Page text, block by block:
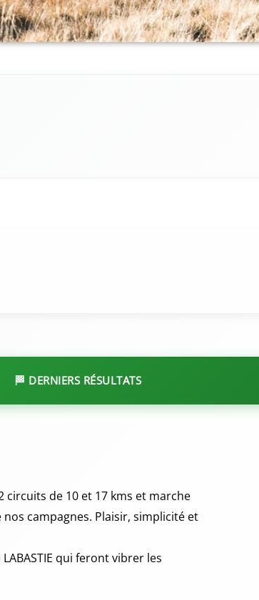
🏁 DERNIERS RÉSULTATS
de 10 et 17 kms et marche
campagnes. Plaisir, simplicité et
qui feront vibrer les